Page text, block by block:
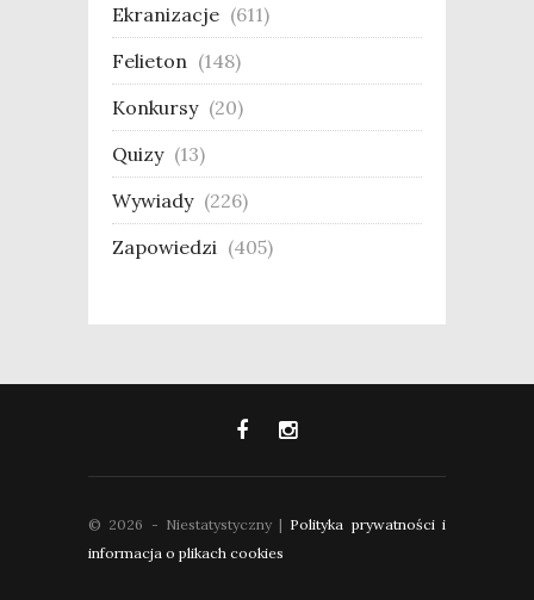
Ekranizacje (611)
Felieton (148)
Konkursy (20)
Quizy (13)
Wywiady (226)
Zapowiedzi (405)
© 2026 - Niestatystyczny | Polityka prywatności i
informacja o plikach cookies